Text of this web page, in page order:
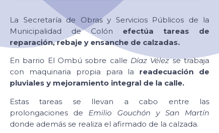
La Secretaría de Obras y Servicios Públicos de la
Municipalidad de Colón efectúa tareas de
reparación, rebaje y ensanche de calzadas.
En barrio El Ombú sobre calle Díaz Vélezse trabaja
con maquinaria propia para la readecuación de
pluviales y mejoramiento integral de la calle.
Estas tareas se llevan a cabo entre las
prolongaciones de Emilio Gouchón y San Martín
donde además se realiza el afirmado de la calzada.